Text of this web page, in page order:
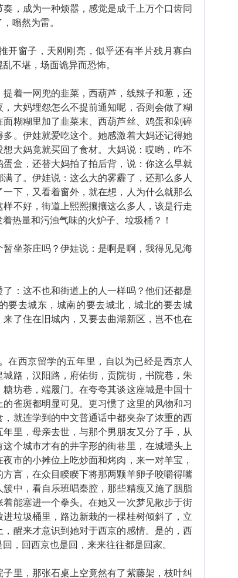
，成为一种烦嚣，感觉是成千上万个口齿同
嗡然为雷。
窗子，天刚刚亮，似乎还有半片残月寡白
不堪，场面诡异而恐怖。
着一网兜的韭菜，西葫芦，线辣子和葱，还
大妈埋怨怎么不提前通知呢，否则会做了糊
糊糊里加了韭菜末、西葫芦丝、鸡蛋和剁碎
。伊娃就爱吃这个。她感激着大妈还记得她
大妈竟就买回了食材。大妈说：哎哟，咋不
盒，还替大妈拍了拍后背，说：你这么早就
了。伊娃说：这么大的雾霾了，还那么多人
下，又看着窗外，就在想，人为什么就那么
不好，街道上熙熙攘攘这么多人，该是行走
热量和污浊气味的火炉子、垃圾桶？！
坐茶庄吗？伊娃说：是啊是啊，我得见见海
：这不也和街道上的人一样吗？他们还都是
要去城东，城南的要去城北，城北的要去城
了住在旧城内，又要去曲湖新区，岂不也在
西京留学的五年里，自以为已经是西京人
路，汉阳路，府佑街，贡院街，书院巷，朱
坊巷，端履门。在夸夸其谈这座城是中国十
雀斑都明显可见。更习惯了这里的风物和习
就连学到的中文普通话中都夹杂了浓重的西
里，母亲去世，与那个男朋友又分了手，从
个城市才有的井字形的街巷里，在城墙头上
市的小摊位上吃炒面和烤肉，来一对羊宝，
言，在众目睽睽下将那两颗羊卵子咬嚼得嘴
中，看自乐班唱秦腔，那些精瘦又施了胭脂
能塞进一个拳头。在她又一次梦见散步于街
垃圾桶里，路边新栽的一棵桂树倾斜了，立
醒来才意识到她对于西京的感情。是的，西
，回西京也是回，来来往往都是回家。
，那张石桌上空竟然有了紫藤架，枝叶纠